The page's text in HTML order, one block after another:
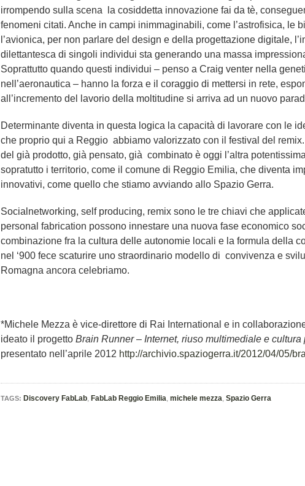
irrompendo sulla scena la cosiddetta innovazione fai da tè,
fenomeni citati. Anche in campi inimmaginabili, come l’astrofisica, le
l’avionica, per non parlare del design e della progettazione digitale,
dilettantesca di singoli individui sta generando una massa
Soprattutto quando questi individui – penso a Craig venter nella
nell’aeronautica – hanno la forza e il coraggio di mettersi in rete,
all’incremento del lavorio della moltitudine si arriva ad un nuovo
Determinante diventa in questa logica la capacità di lavorare con le
che proprio qui a Reggio abbiamo valorizzato con il festival del
del già prodotto, già pensato, già combinato è oggi l’altra
sopratutto i territorio, come il comune di Reggio Emilia, che diventa
innovativi, come quello che stiamo avviando allo Spazio Gerra.
Socialnetworking, self producing, remix sono le tre chiavi che
personal fabrication possono innestare una nuova fase economico
combinazione fra la cultura delle autonomie locali e la formula della
nel ‘900 fece scaturire uno straordinario modello di convivenza e
Romagna ancora celebriamo.
*Michele Mezza è vice-direttore di Rai International e in
ideato il progetto Brain Runner – Internet, riuso multimediale e cultura
presentato nell’aprile 2012 http://archivio.spaziogerra.it/2012/04/05/
TAGS: Discovery FabLab, FabLab Reggio Emilia, michele mezza, Spazio Gerra